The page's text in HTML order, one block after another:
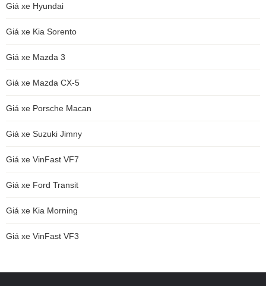
Giá xe Hyundai
Giá xe Kia Sorento
Giá xe Mazda 3
Giá xe Mazda CX-5
Giá xe Porsche Macan
Giá xe Suzuki Jimny
Giá xe VinFast VF7
Giá xe Ford Transit
Giá xe Kia Morning
Giá xe VinFast VF3